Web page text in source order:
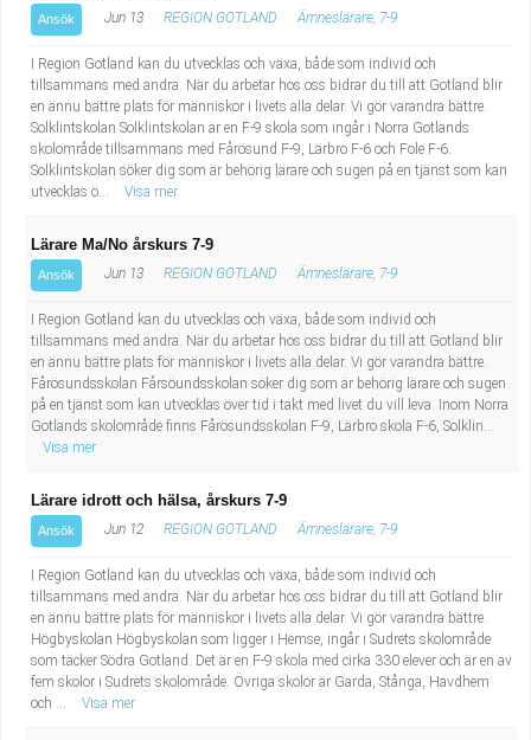
Ansök Jun 13 REGION GOTLAND Ämneslärare, 7-9
I Region Gotland kan du utvecklas och växa, både som individ och
tillsammans med andra. När du arbetar hos oss bidrar du till att Gotland blir
en ännu bättre plats för människor i livets alla delar. Vi gör varandra bättre.
Solklintskolan Solklintskolan är en F-9 skola som ingår i Norra Gotlands
skolområde tillsammans med Fårösund F-9, Lärbro F-6 och Fole F-6.
Solklintskolan söker dig som är behörig lärare och sugen på en tjänst som kan
utvecklas ö...
Visa mer
Lärare Ma/No årskurs 7-9
Ansök Jun 13 REGION GOTLAND Ämneslärare, 7-9
I Region Gotland kan du utvecklas och växa, både som individ och
tillsammans med andra. När du arbetar hos oss bidrar du till att Gotland blir
en ännu bättre plats för människor i livets alla delar. Vi gör varandra bättre.
Fårösundsskolan Fårsöundsskolan söker dig som är behörig lärare och sugen
på en tjänst som kan utvecklas över tid i takt med livet du vill leva. Inom Norra
Gotlands skolområde finns Fårösundsskolan F-9, Lärbro skola F-6, Solklin...
Visa mer
Lärare idrott och hälsa, årskurs 7-9
Ansök Jun 12 REGION GOTLAND Ämneslärare, 7-9
I Region Gotland kan du utvecklas och växa, både som individ och
tillsammans med andra. När du arbetar hos oss bidrar du till att Gotland blir
en ännu bättre plats för människor i livets alla delar. Vi gör varandra bättre.
Högbyskolan Högbyskolan som ligger i Hemse, ingår i Sudrets skolområde
som täcker Södra Gotland. Det är en F-9 skola med cirka 330 elever och är en av
fem skolor i Sudrets skolområde. Övriga skolor är Garda, Stånga, Havdhem
och ...
Visa mer